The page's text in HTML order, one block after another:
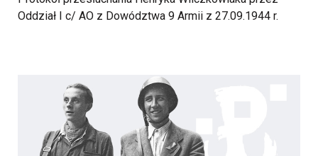
Oddział I c/ AO z Dowództwa 9 Armii z 27.09.1944 r.